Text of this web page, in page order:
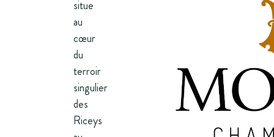
situe
au
cœur
du
terroir
singulier
des
Riceys